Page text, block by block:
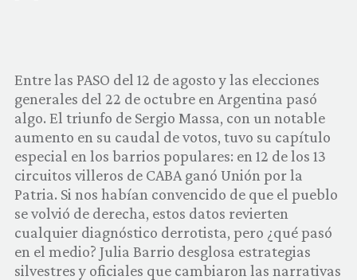
PRODUCTOS
COMUNIDAD
QUIÉNES SOMOS
Entre las PASO del 12 de agosto y las elecciones
generales del 22 de octubre en Argentina pasó
algo. El triunfo de Sergio Massa, con un notable
aumento en su caudal de votos, tuvo su capítulo
especial en los barrios populares: en 12 de los 13
circuitos villeros de CABA ganó Unión por la
Patria. Si nos habían convencido de que el pueblo
se volvió de derecha, estos datos revierten
cualquier diagnóstico derrotista, pero ¿qué pasó
en el medio? Julia Barrio desglosa estrategias
silvestres y oficiales que cambiaron las narrativas